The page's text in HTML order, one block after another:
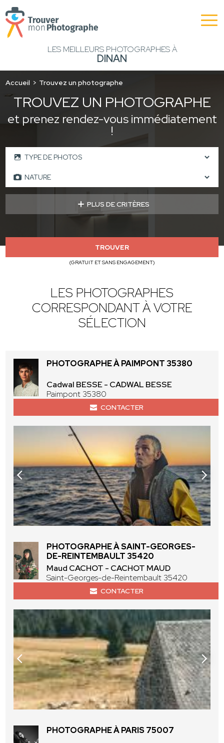
LES MEILLEURS PHOTOGRAPHES À
DINAN
Accueil Trouvez un photographe
TROUVEZ UN PHOTOGRAPHE
et prenez rendez-vous immédiatement
!
PLUS DE CRITÈRES
TROUVER
(GRATUIT ET SANS ENGAGEMENT)
LES PHOTOGRAPHES
CORRESPONDANT À VOTRE
SÉLECTION
PHOTOGRAPHE À PAIMPONT 35380
Cadwal BESSE - CADWAL BESSE
Paimpont 35380
CONTACTER
PHOTOGRAPHE À SAINT-GEORGES-
DE-REINTEMBAULT 35420
Maud CACHOT - CACHOT MAUD
Saint-Georges-de-Reintembault 35420
CONTACTER
PHOTOGRAPHE À PARIS 75007